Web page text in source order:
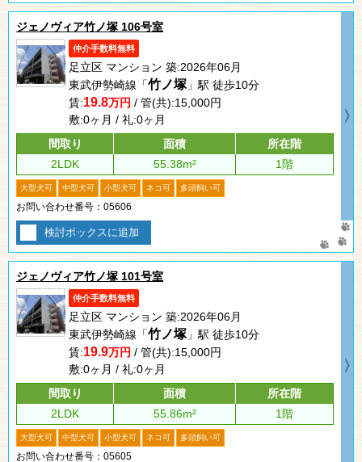
ジェノヴィア竹ノ塚 106号室
仲介手数料無料
足立区 マンション 築:2026年06月
東武伊勢崎線「竹ノ塚」駅 徒歩10分
賃:19.8万円 / 管(共):15,000円
敷:0ヶ月 / 礼:0ヶ月
間取り
面積
所在階
2LDK
55.38m² 1階
大型犬可 中型犬可 小型犬可 ネコ可 多頭飼い可
お問い合わせ番号：05606
検討ボックスに追加
ジェノヴィア竹ノ塚 101号室
仲介手数料無料
足立区 マンション 築:2026年06月
東武伊勢崎線「竹ノ塚」駅 徒歩10分
賃:19.9万円 / 管(共):15,000円
敷:0ヶ月 / 礼:0ヶ月
間取り
面積
所在階
2LDK
55.86m² 1階
大型犬可 中型犬可 小型犬可 ネコ可 多頭飼い可
お問い合わせ番号：05605